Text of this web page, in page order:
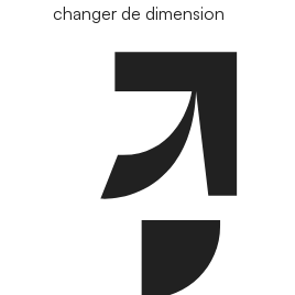
changer de dimension